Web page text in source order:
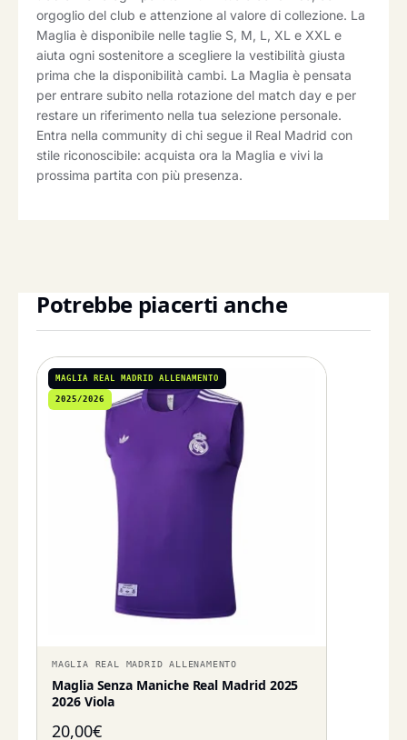
orgoglio del club e attenzione al valore di collezione. La
Maglia è disponibile nelle taglie S, M, L, XL e XXL e
aiuta ogni sostenitore a scegliere la vestibilità giusta
prima che la disponibilità cambi. La Maglia è pensata
per entrare subito nella rotazione del match day e per
restare un riferimento nella tua selezione personale.
Entra nella community di chi segue il Real Madrid con
stile riconoscibile: acquista ora la Maglia e vivi la
prossima partita con più presenza.
Potrebbe piacerti anche
MAGLIA REAL MADRID ALLENAMENTO
2025/2026
MAGLIA REAL MADRID ALLENAMENTO
Maglia Senza Maniche Real Madrid 2025
2026 Viola
20,00€